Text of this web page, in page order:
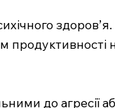
до агресії